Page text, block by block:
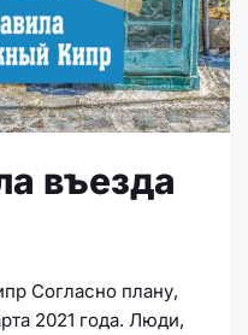
въезда
Согласно плану,
2021 года. Люди,